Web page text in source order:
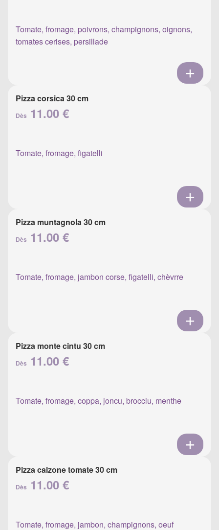
Tomate, fromage, poivrons, champignons, oignons,
tomates cerises, persillade
Pizza corsica 30 cm
Dès 11.00 €
Tomate, fromage, figatelli
Pizza muntagnola 30 cm
Dès 11.00 €
Tomate, fromage, jambon corse, figatelli, chèvrre
Pizza monte cintu 30 cm
Dès 11.00 €
Tomate, fromage, coppa, joncu, brocciu, menthe
Pizza calzone tomate 30 cm
Dès 11.00 €
Tomate, fromage, jambon, champignons, oeuf